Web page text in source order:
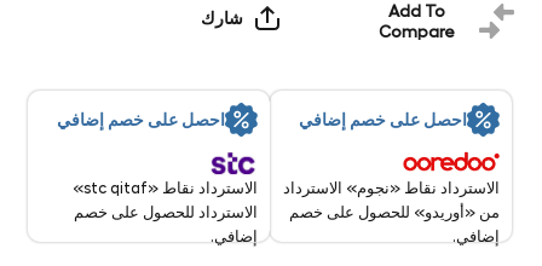
Add To
Compare
شارك
احصل على خصم إضافي
الاسترداد نقاط «نجوم» الاسترداد
من «أوريدو» للحصول على خصم
إضافي.
احصل على خصم إضافي
الاسترداد نقاط «stc qitaf»
الاسترداد للحصول على خصم
إضافي.